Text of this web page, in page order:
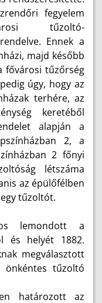
fegyelem
tűzoltó-
Ennek a
majd később
fővárosi tűzőrség
úgy, hogy az
terhére, az
keretéből
alapján a
2, a
2 főnyi
létszáma
az épülőfélben
tűzoltót.
lemondott a
és helyét 1882.
megválasztott
önkéntes tűzoltó
határozott az